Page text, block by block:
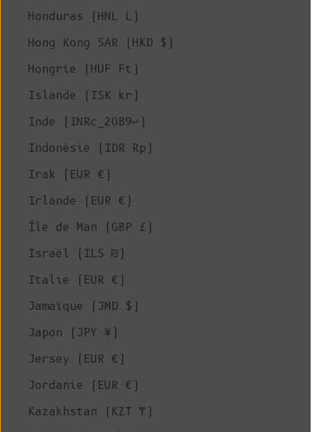
Honduras (HNL L)
Hong Kong SAR (HKD $)
Hongrie (HUF Ft)
Islande (ISK kr)
Inde (INRc_20B9↩)
Indonésie (IDR Rp)
Irak (EUR €)
Irlande (EUR €)
Île de Man (GBP £)
Israël (ILS ₪)
Italie (EUR €)
Jamaïque (JMD $)
Japon (JPY ¥)
Jersey (EUR €)
Jordanie (EUR €)
Kazakhstan (KZT ₸)